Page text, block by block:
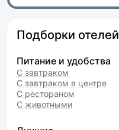
Подборки отелей
Питание и удобства
С завтраком
С завтраком в центре
С рестораном
С животными